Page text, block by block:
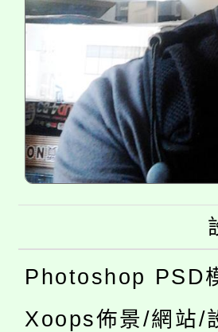
Photoshop PSD
Xoops佈景/網站/